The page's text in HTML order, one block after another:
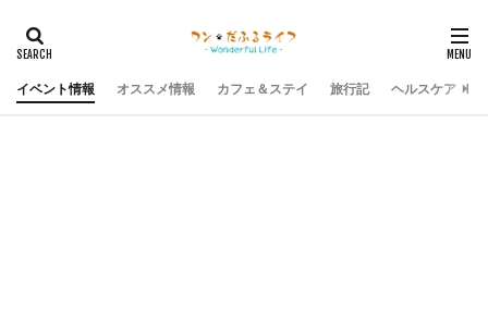
イベント情報 オススメ情報 カフェ＆ステイ 旅行記 ヘルスケア